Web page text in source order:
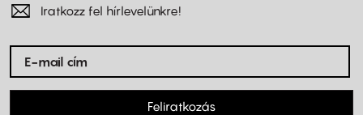
Iratkozz fel hírlevelünkre!
Feliratkozás